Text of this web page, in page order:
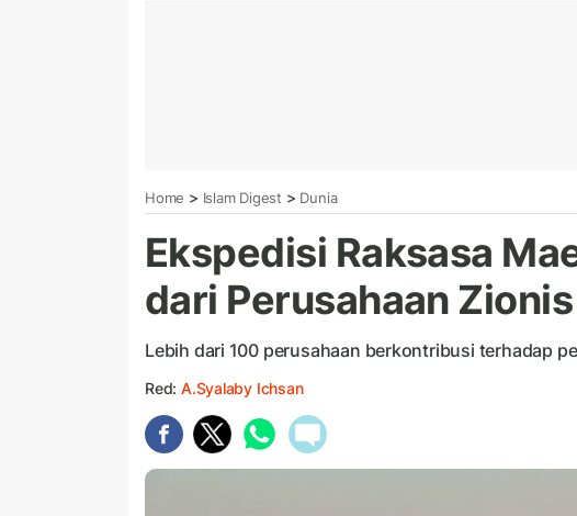
Home > Islam Digest > Dunia
Ekspedisi Raksasa
dari Perusahaan Zionis
Lebih dari 100 perusahaan berkontribusi terhadap
Red: A.Syalaby Ichsan